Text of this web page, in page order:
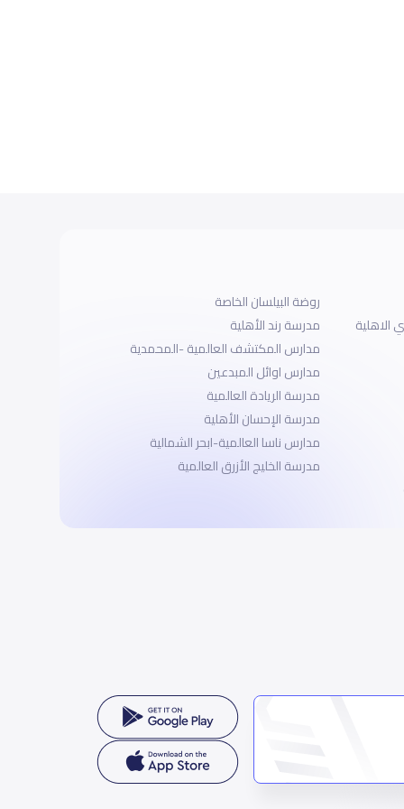
روضة البيلسان الخاصة
مدرسة رند الأهلية
مدارس المكتشف العالمية -المحمدية
مدارس اوائل المبدعين
مدرسة الريادة العالمية
مدرسة الإحسان الأهلية
مدارس ناسا العالمية-ابحر الشمالية
مدرسة الخليج الأزرق العالمية